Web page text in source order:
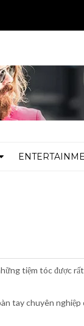
tiệm tóc được
tay chuyên nghiệp